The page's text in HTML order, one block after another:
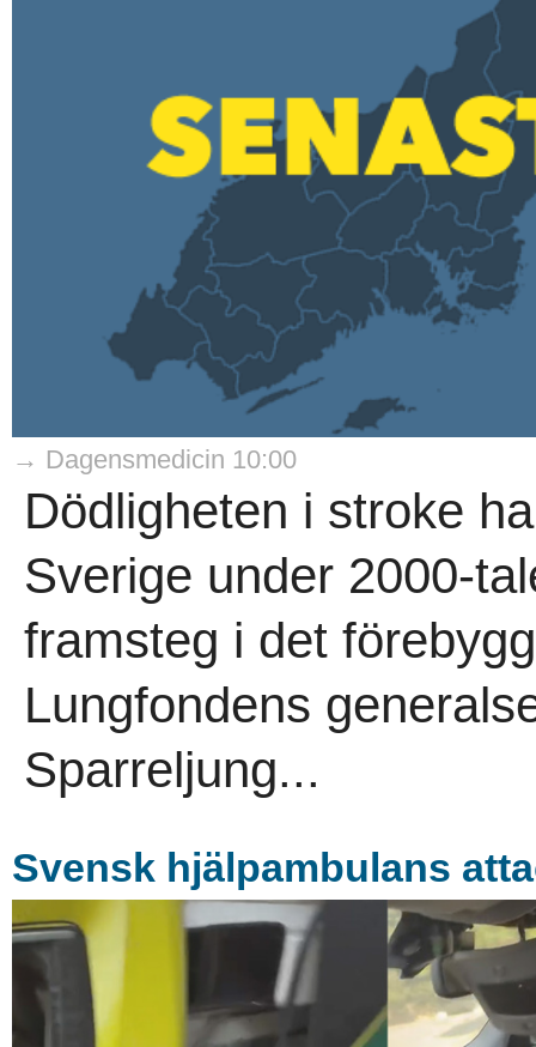
→ Dagensmedicin 10:00
Dödligheten i stroke
Sverige under 2000-
framsteg i det
Lungfondens
Sparreljung...
Svensk hjälpambulans